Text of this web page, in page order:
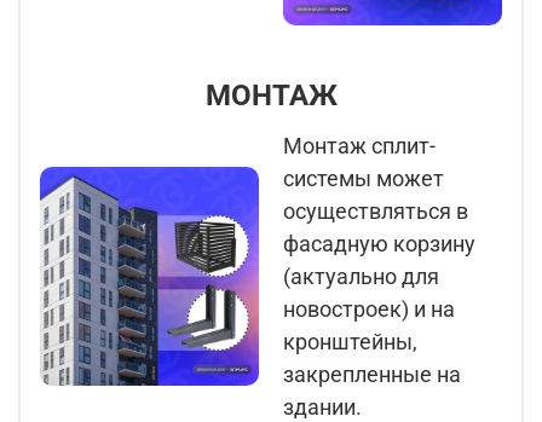
МОНТАЖ
Монтаж сплит-
системы может
осуществляться в
фасадную корзину
(актуально для
новостроек) и на
кронштейны,
закрепленные на
здании.